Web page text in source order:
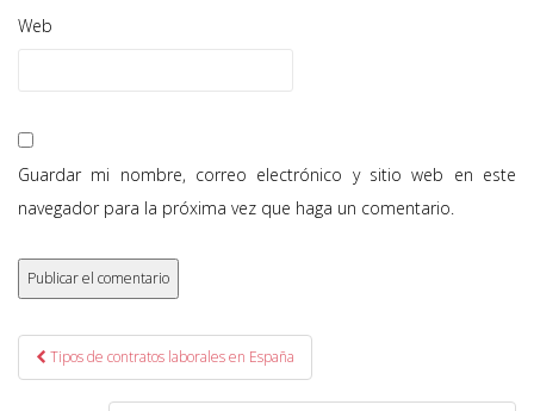
Web
Guardar mi nombre, correo electrónico y sitio web en este
navegador para la próxima vez que haga un comentario.
Post navigation
Tipos de contratos laborales en España